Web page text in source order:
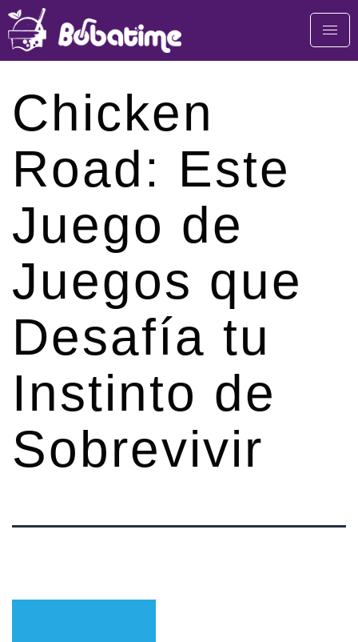
Chicken
Road: Este
Juego de
Juegos que
Desafía tu
Instinto de
Sobrevivir